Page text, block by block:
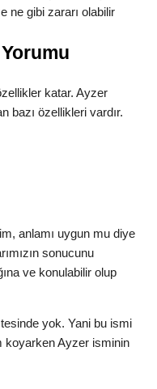
ne gibi zararı olabilir
katar. Ayzer
bazı özellikleri vardır.
anlamı uygun mu diye
sonucunu
ve konulabilir olup
yok. Yani bu ismi
koyarken Ayzer isminin